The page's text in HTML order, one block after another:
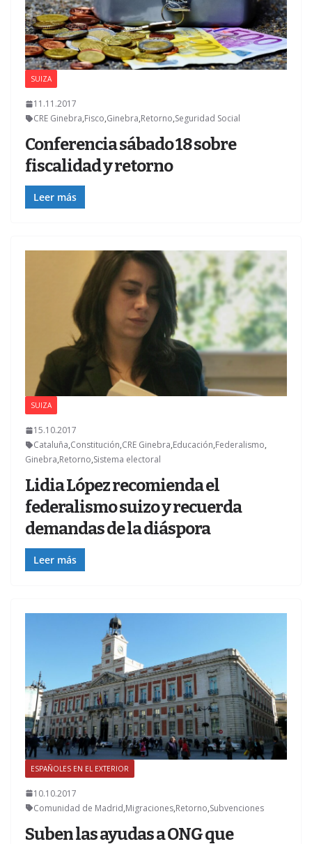
SUIZA
11.11.2017
CRE Ginebra,Fisco,Ginebra,Retorno,Seguridad Social
Conferencia sábado 18 sobre
fiscalidad y retorno
Leer más
SUIZA
15.10.2017
Cataluña,Constitución,CRE Ginebra,Educación,Federalismo,
Ginebra,Retorno,Sistema electoral
Lidia López recomienda el
federalismo suizo y recuerda
demandas de la diáspora
Leer más
ESPAÑOLES EN EL EXTERIOR
10.10.2017
Comunidad de Madrid,Migraciones,Retorno,Subvenciones
Suben las ayudas a ONG que